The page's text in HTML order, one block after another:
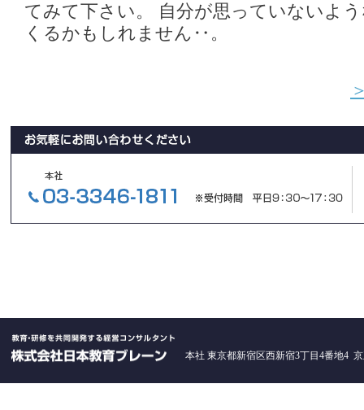
てみて下さい。 自分が思っていないよ
くるかもしれません‥。
本社 東京都新宿区西新宿3丁目4番地4